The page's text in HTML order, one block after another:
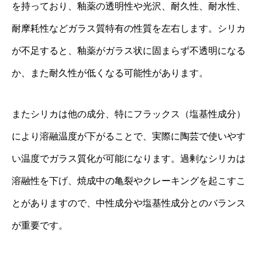
を持っており、釉薬の透明性や光沢、耐久性、耐水性、
耐摩耗性などガラス質特有の性質を左右します。シリカ
が不足すると、釉薬がガラス状に固まらず不透明になる
か、また耐久性が低くなる可能性があります。
またシリカは他の成分、特にフラックス（塩基性成分）
により溶融温度が下がることで、実際に陶芸で使いやす
い温度でガラス質化が可能になります。過剰なシリカは
溶融性を下げ、焼成中の亀裂やクレーキングを起こすこ
とがありますので、中性成分や塩基性成分とのバランス
が重要です。